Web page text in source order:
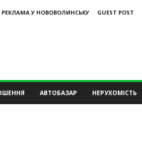
РЕКЛАМА У НОВОВОЛИНСЬКУ
GUEST POST
АВТОБАЗАР НЕРУХОМІСТЬ